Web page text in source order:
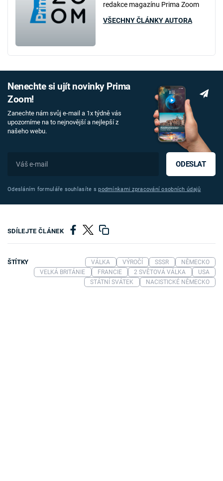
redakce magazínu Prima Zoom
VŠECHNY ČLÁNKY AUTORA
Nenechte si ujít novinky Prima
Zoom!
Zanechte nám svůj e-mail a 1x týdně vás
upozorníme na to nejnovější a nejlepší z
našeho webu.
ODESLAT
Odesláním formuláře souhlasíte spodmínkami zpracování osobních údajů
SDÍLEJTE ČLÁNEK
ŠTÍTKY VÁLKA VÝROČÍ SSSR
NĚMECKO
VELKÁ BRITÁNIE
FRANCIE 2 SVĚTOVÁ VÁLKA
USA
STÁTNÍ SVÁTEK
NACISTICKÉ NĚMECKO